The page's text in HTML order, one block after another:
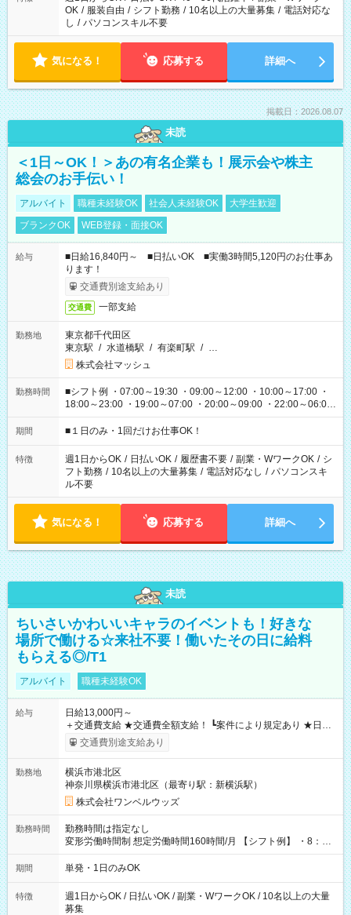
OK / 服装自由 / シフト勤務 / 10名以上の大量募集 / 電話対応な
し / パソコンスキル不要
気になる！ 応募する 詳細へ
掲載日：2026.08.07
未読
＜1日～OK！＞あの有名企業も！展示会や株主
総会のお手伝い！
アルバイト 職種未経験OK 社会人未経験OK
大学生歓迎
ブランクOK
WEB登録・面接OK
給与
■日給16,840円～ ■日払いOK ■実働3時間5,120円のお仕事あ
ります！
交通費別途支給あり
交通費 一部支給
勤務地
東京都千代田区
東京駅 / 水道橋駅 / 有楽町駅 / …
株式会社マッシュ
勤務時間
■シフト例 ・07:00～19:30 ・09:00～12:00 ・10:00～17:00 ・
18:00～23:00 ・19:00～07:00 ・20:00～09:00 ・22:00～06:00
etc ★最短で3時間で5,120円のお仕事から 15時間で2万円近く稼
げるお仕事も！ ご希望のお時間に合わせてご紹介！ ※シフトは
ください！
期間 ■１日のみ・1回だけお仕事OK！
特徴 週1日からOK / 日払いOK / 履歴書不要 / 副業・WワークOK / シ
フト勤務 / 10名以上の大量募集 / 電話対応なし / パソコンスキ
ル不要
気になる！ 応募する 詳細へ
未読
ちいさいかわいいキャラのイベントも！好きな
場所で働ける☆来社不要！働いたその日に給料
もらえる◎/T1
アルバイト 職種未経験OK
給与
日給13,000円～
＋交通費支給 ★交通費全額支給！ ┗案件により規定あり ★日払
いOK！（規定あり） ┗働いたその日に現金GET♪ お仕事後はコ
ンビニATMから 日払い分を引き落とせます！ 【試用期間】試
交通費別途支給あり
勤務地
横浜市港北区
神奈川県横浜市港北区（最寄り駅：新横浜駅）
株式会社ワンベルウッズ
勤務時間
勤務時間は指定なし
変形労働時間制 想定労働時間160時間/月 【シフト例】 ・8：00
～21：00
期間 単発・1日のみOK
特徴
週1日からOK / 日払いOK / 副業・WワークOK / 10名以上の大量
募集